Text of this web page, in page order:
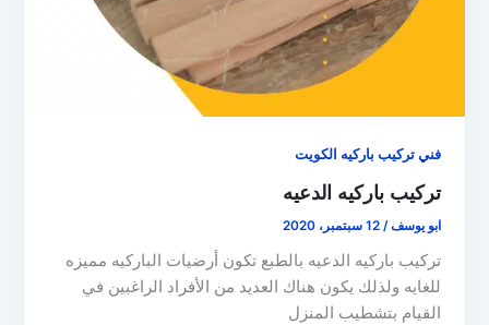
فني تركيب باركيه الكويت
تركيب باركيه الدعيه
ابو يوسف/12 سبتمبر، 2020
تركيب باركيه الدعيه بالطبع تكون أرضيات الباركيه مميزه
للغايه ولذلك يكون هناك العديد من الأفراد الراغبين في
القيام بتشطيب المنزل